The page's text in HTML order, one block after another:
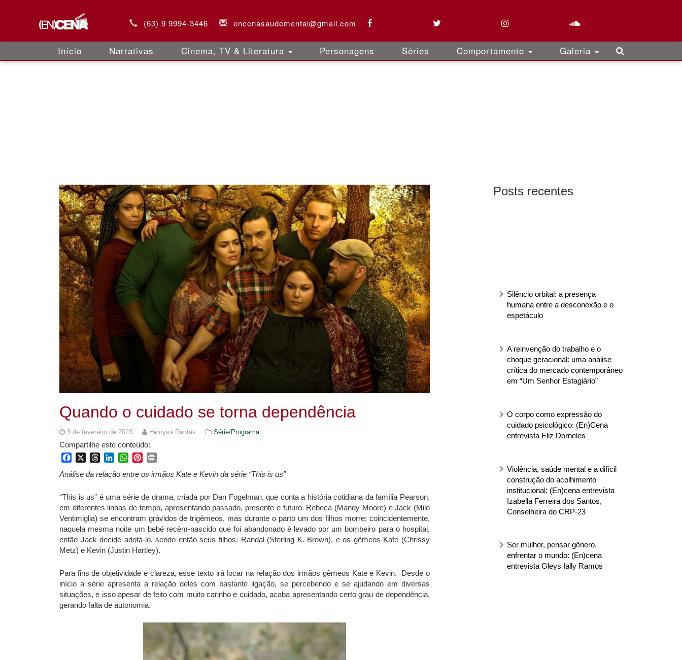
(63) 9 9994-3446 encenasaudemental@gmail.com
Início Narrativas Cinema, TV & Literatura Personagens Séries Comportamento Galeria
Posts recentes
Silêncio orbital: a presença
humana entre a desconexão e o
espetáculo
A reinvenção do trabalho e o
choque geracional: uma análise
crítica do mercado contemporâneo
em “Um Senhor Estagiário”
O corpo como expressão do
cuidado psicológico: (En)Cena
entrevista Eliz Dorneles
Violência, saúde mental e a difícil
construção do acolhimento
institucional: (En)cena entrevista
Izabella Ferreira dos Santos,
Conselheira do CRP-23
Ser mulher, pensar gênero,
enfrentar o mundo: (En)cena
entrevista Gleys Ially Ramos
Quando o cuidado se torna dependência
3 de fevereiro de 2023 Heloysa Dantas Série/Programa
Compartilhe este conteúdo:
FacebookThreadsLinkedInWhatsApp
Pinterest
Análise da relação entre os irmãos Kate e Kevin da série “This is us”
“This is us” é uma série de drama, criada por Dan Fogelman, que conta a história cotidiana da família Pearson,
em diferentes linhas de tempo, apresentando passado, presente e futuro. Rebeca (Mandy Moore) e Jack (Milo
Ventimiglia) se encontram grávidos de trigêmeos, mas durante o parto um dos filhos morre; coincidentemente,
naquela mesma noite um bebé recém-nascido que foi abandonado é levado por um bombeiro para o hospital,
então Jack decide adotá-lo, sendo então seus filhos: Randal (Sterling K. Brown), e os gêmeos Kate (Chrissy
Metz) e Kevin (Justin Hartley).
Para fins de objetividade e clareza, esse texto irá focar na relação dos irmãos gêmeos Kate e Kevin. Desde o
início a série apresenta a relação deles com bastante ligação, se percebendo e se ajudando em diversas
situações, e isso apesar de feito com muito carinho e cuidado, acaba apresentando certo grau de dependência,
gerando falta de autonomia.